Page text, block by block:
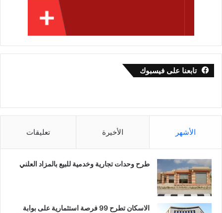
تابعنا على فيسبوك
الأشهر الأخيرة تعليقات
طرح وحدات تجارية وخدمية للبيع بالمزاد العلني
الاسكان تطرح 99 فرصة استثمارية على بوابة